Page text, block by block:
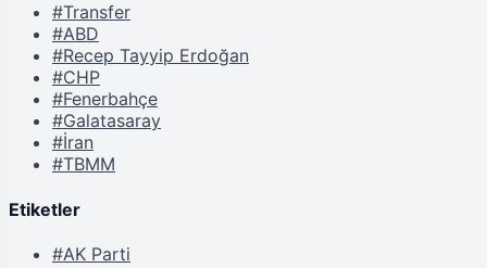
#Transfer
#ABD
#Recep Tayyip Erdoğan
#CHP
#Fenerbahçe
#Galatasaray
#İran
#TBMM
Etiketler
#AK Parti